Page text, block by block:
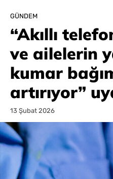
GÜNDEM
“Akıllı
ve ailelerin
kumar
artırıyor”
13 Şubat 2026